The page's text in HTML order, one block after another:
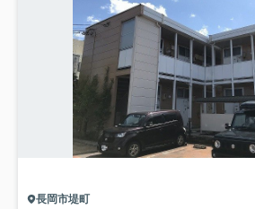
長岡市堤町